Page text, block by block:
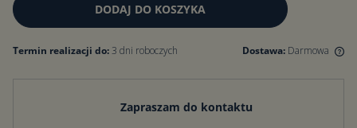
DODAJ DO KOSZYKA
Termin realizacji do:3 dni roboczych Dostawa: Darmowa
Zapraszam do kontaktu